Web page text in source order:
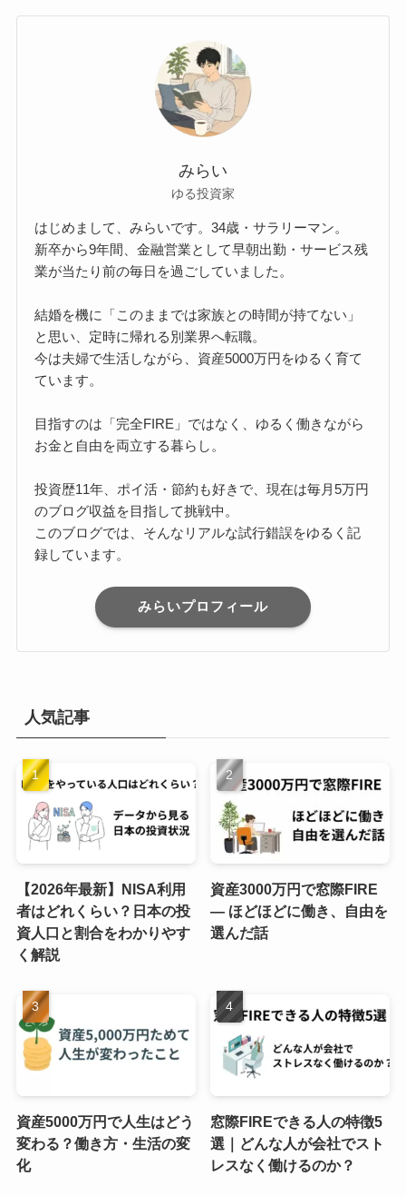
みらい
ゆる投資家
はじめまして、みらいです。34歳・サラリーマン。
新卒から9年間、金融営業として早朝出勤・サービス残
業が当たり前の毎日を過ごしていました。
結婚を機に「このままでは家族との時間が持てない」
と思い、定時に帰れる別業界へ転職。
今は夫婦で生活しながら、資産5000万円をゆるく育て
ています。
目指すのは「完全FIRE」ではなく、ゆるく働きながら
お金と自由を両立する暮らし。
投資歴11年、ポイ活・節約も好きで、現在は毎月5万円
のブログ収益を目指して挑戦中。
このブログでは、そんなリアルな試行錯誤をゆるく記
録しています。
みらいプロフィール
人気記事
【2026年最新】NISA利用
者はどれくらい？日本の投
資人口と割合をわかりやす
く解説
資産3000万円で窓際FIRE
― ほどほどに働き、自由を
選んだ話
資産5000万円で人生はどう
変わる？働き方・生活の変
化
窓際FIREできる人の特徴5
選｜どんな人が会社でスト
レスなく働けるのか？